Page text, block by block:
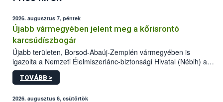
2026. augusztus 7, péntek
Újabb vármegyében jelent meg a kőrisrontó
karcsúdíszbogár
Újabb területen, Borsod-Abaúj-Zemplén vármegyében is
igazolta a Nemzeti Élelmiszerlánc-biztonsági Hivatal (Nébih) a
kőrisrontó karcsúdíszbogár (Agrilus planipennis) jelenlétét. A
kártevőt nem csak színcsapdában találták meg, de már fertőzött
az intenzív felderítést, emellett az intézkedéseket a szlovák
TOVÁBB >
2026. augusztus 6, csütörtök